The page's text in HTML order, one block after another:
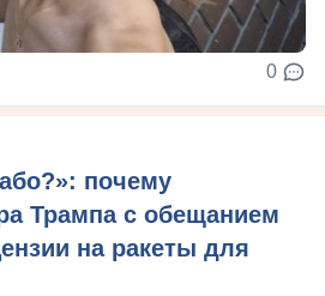
0
почему
Трампа с обещанием
на ракеты для